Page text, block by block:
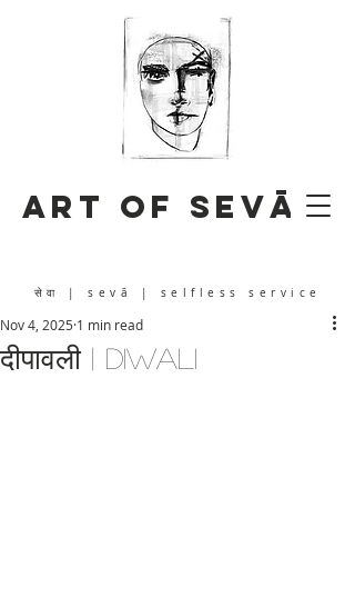
Art of Sevā
सेवा | sevā | selfless service
दीपावली | Diwali
Nov 4, 2025 1 min read